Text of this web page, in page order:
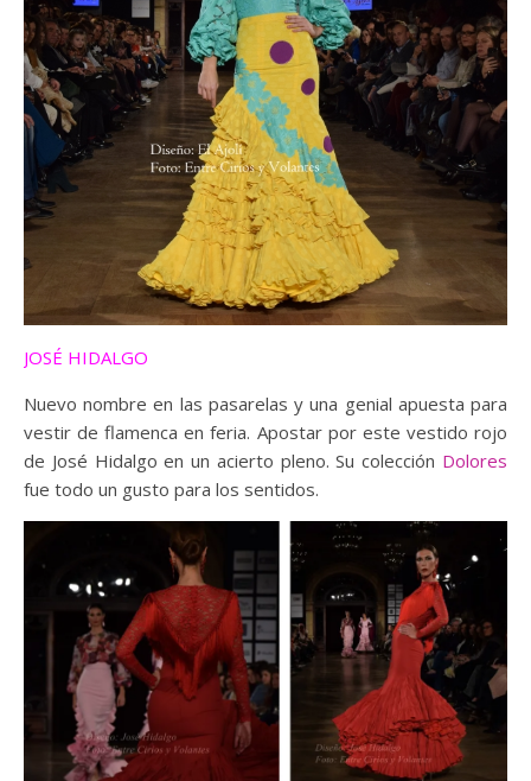
JOSÉ HIDALGO
Nuevo nombre en las pasarelas y una genial apuesta para
vestir de flamenca en feria. Apostar por este vestido rojo
de José Hidalgo en un acierto pleno. Su colección Dolores
fue todo un gusto para los sentidos.